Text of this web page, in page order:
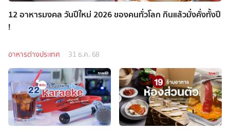
12 อาหารมงคล วันปีใหม่ 2026 ของคนทั่วโลก กินแล้วมั่งคั่งทั้งปี
!
อาหารต่างประเทศ 31 ธ.ค. 68